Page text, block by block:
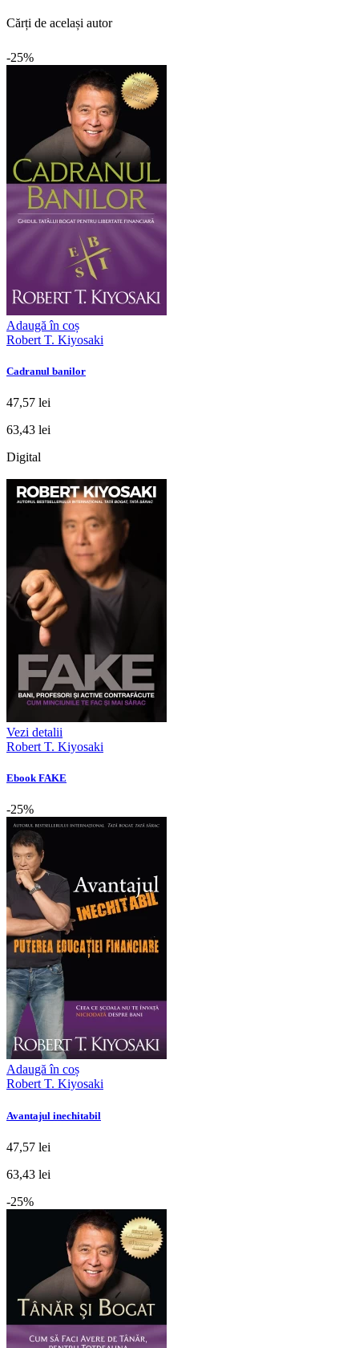
Cărți de același autor
-25%
Adaugă în coș
Robert T. Kiyosaki
Cadranul banilor
47,57 lei
63,43 lei
Digital
Vezi detalii
Robert T. Kiyosaki
Ebook FAKE
-25%
Adaugă în coș
Robert T. Kiyosaki
Avantajul inechitabil
47,57 lei
63,43 lei
-25%